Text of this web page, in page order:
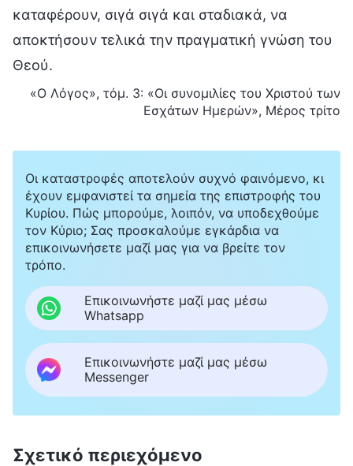
καταφέρουν, σιγά σιγά και σταδιακά, να
αποκτήσουν τελικά την πραγματική γνώση του
Θεού.
«Ο Λόγος», τόμ. 3: «Οι συνομιλίες του Χριστού των
Εσχάτων Ημερών», Μέρος τρίτο
Οι καταστροφές αποτελούν συχνό φαινόμενο, κι
έχουν εμφανιστεί τα σημεία της επιστροφής του
Κυρίου. Πώς μπορούμε, λοιπόν, να υποδεχθούμε
τον Κύριο; Σας προσκαλούμε εγκάρδια να
επικοινωνήσετε μαζί μας για να βρείτε τον
τρόπο.
Επικοινωνήστε μαζί μας μέσω
Whatsapp
Επικοινωνήστε μαζί μας μέσω
Messenger
Σχετικό περιεχόμενο